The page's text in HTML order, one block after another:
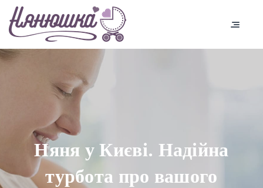
Няня у Києві. Надійна
турбота про вашого